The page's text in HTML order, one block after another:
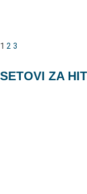
1 2 3
SETOVI ZA